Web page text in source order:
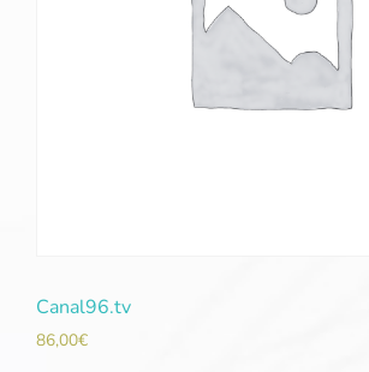
Canal96.tv
86,00€